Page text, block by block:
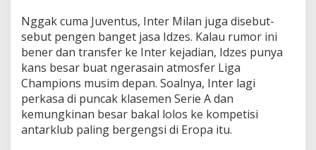
Nggak cuma Juventus, Inter Milan juga disebut-
sebut pengen banget jasa Idzes. Kalau rumor ini
bener dan transfer ke Inter kejadian, Idzes punya
kans besar buat ngerasain atmosfer Liga
Champions musim depan. Soalnya, Inter lagi
perkasa di puncak klasemen Serie A dan
kemungkinan besar bakal lolos ke kompetisi
antarklub paling bergengsi di Eropa itu.